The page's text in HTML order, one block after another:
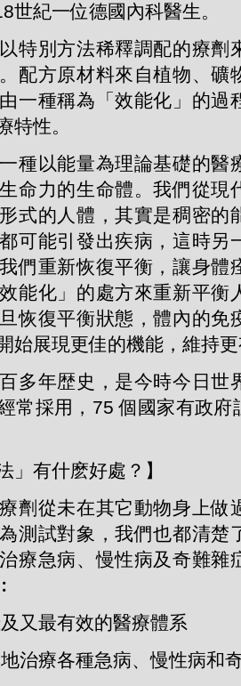
世紀一位德國內科醫生。
以特別方法稀釋調配的療劑
配方原材料來自植物、礦
一種稱為「效能化」的過
特性。
一種以能量為理論基礎的醫
命力的生命體。我們從現
式的人體，其實是稠密的
可能引發出疾病，這時另
們重新恢復平衡，讓身體
能化」的處方來重新平衡
恢復平衡狀態，體內的免
始展現更佳的機能，維持
多年歴史，是今時今日世
常採用，75 個國家有政府
」有什麽好處？】
療劑從未在其它動物身上做
測試對象，我們也都清楚
療急病、慢性病及奇難雜
又最有效的醫療體系
治療各種急病、慢性病和